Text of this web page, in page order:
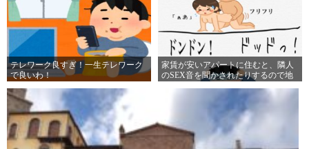
テレワーク良すぎ！一生テレワーク
で良いわ！
家賃が安いアパートに住むと、隣人
のSEX音を聞かされたりするので地